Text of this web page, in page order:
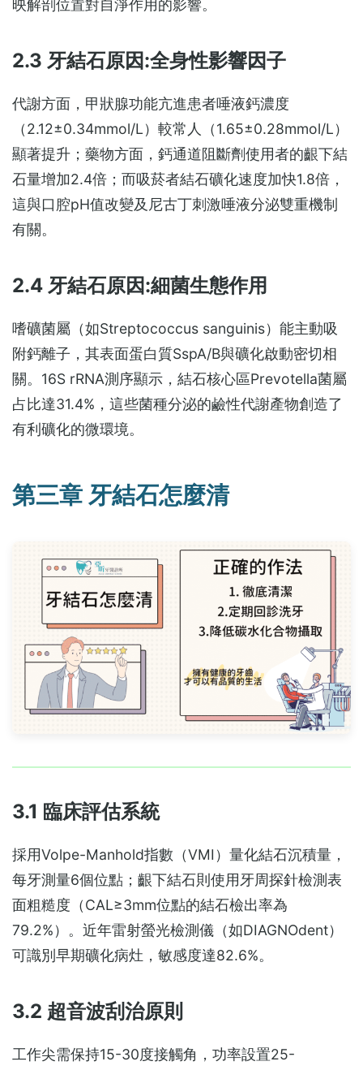
映解剖位置對自淨作用的影響。
2.3 牙結石原因:全身性影響因子
代謝方面，甲狀腺功能亢進患者唾液鈣濃度
（2.12±0.34mmol/L）較常人（1.65±0.28mmol/L）
顯著提升；藥物方面，鈣通道阻斷劑使用者的齦下結
石量增加2.4倍；而吸菸者結石礦化速度加快1.8倍，
這與口腔pH值改變及尼古丁刺激唾液分泌雙重機制
有關。
2.4 牙結石原因:細菌生態作用
嗜礦菌屬（如Streptococcus sanguinis）能主動吸
附鈣離子，其表面蛋白質SspA/B與礦化啟動密切相
關。16S rRNA測序顯示，結石核心區Prevotella菌屬
占比達31.4%，這些菌種分泌的鹼性代謝產物創造了
有利礦化的微環境。
第三章 牙結石怎麼清
3.1 臨床評估系統
採用Volpe-Manhold指數（VMI）量化結石沉積量，
每牙測量6個位點；齦下結石則使用牙周探針檢測表
面粗糙度（CAL≥3mm位點的結石檢出率為
79.2%）。近年雷射螢光檢測儀（如DIAGNOdent）
可識別早期礦化病灶，敏感度達82.6%。
3.2 超音波刮治原則
工作尖需保持15-30度接觸角，功率設置25-